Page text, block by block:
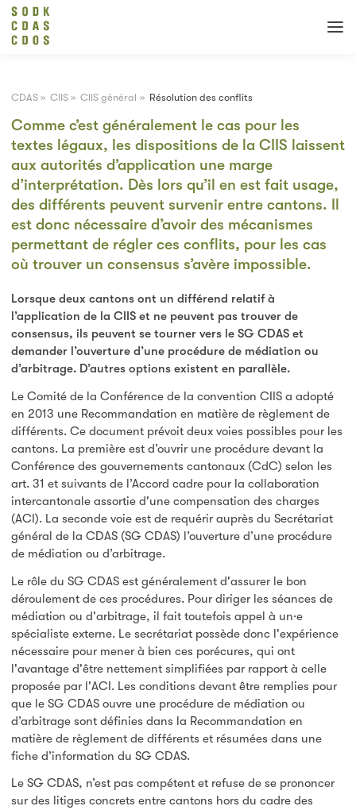
CDAS » CIIS » CIIS général » Résolution des conflits
Comme c’est généralement le cas pour les
textes légaux, les dispositions de la CIIS laissent
aux autorités d’application une marge
d’interprétation. Dès lors qu’il en est fait usage,
des différents peuvent survenir entre cantons. Il
est donc nécessaire d’avoir des mécanismes
permettant de régler ces conflits, pour les cas
où trouver un consensus s’avère impossible.
Lorsque deux cantons ont un différend relatif à
l’application de la CIIS et ne peuvent pas trouver de
consensus, ils peuvent se tourner vers le SG CDAS et
demander l’ouverture d’une procédure de médiation ou
d’arbitrage. D’autres options existent en parallèle.
Le Comité de la Conférence de la convention CIIS a adopté
en 2013 une Recommandation en matière de règlement de
différents. Ce document prévoit deux voies possibles pour les
cantons. La première est d’ouvrir une procédure devant la
Conférence des gouvernements cantonaux (CdC) selon les
art. 31 et suivants de l’Accord cadre pour la collaboration
intercantonale assortie d'une compensation des charges
(ACI). La seconde voie est de requérir auprès du Secrétariat
général de la CDAS (SG CDAS) l’ouverture d’une procédure
de médiation ou d’arbitrage.
Le rôle du SG CDAS est généralement d'assurer le bon
déroulement de ces procédures. Pour diriger les séances de
médiation ou d'arbitrage, il fait toutefois appel à un·e
spécialiste externe. Le secrétariat possède donc l'expérience
nécessaire pour mener à bien ces porécures, qui ont
l'avantage d'être nettement simplifiées par rapport à celle
proposée par l'ACI. Les conditions devant être remplies pour
que le SG CDAS ouvre une procédure de médiation ou
d’arbitrage sont définies dans la Recommandation en
matière de règlement de différents et résumées dans une
fiche d’information du SG CDAS.
Le SG CDAS, n’est pas compétent et refuse de se prononcer
sur des litiges concrets entre cantons hors du cadre des